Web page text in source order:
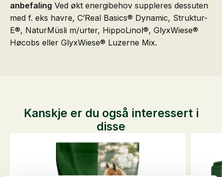
anbefaling Ved økt energibehov suppleres dessuten
med f. eks havre, C’Real Basics® Dynamic, Struktur-
E®, NaturMüsli m/urter, HippoLinol®, GlyxWiese®
Høcobs eller GlyxWiese® Luzerne Mix.
Kanskje er du også interessert i
disse